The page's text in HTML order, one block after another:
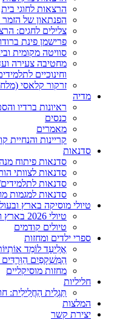
הרצאות לחוגי בית
הפנתאון של
צלילים לחגים:
פרישמן פינת
סוויטה מקומית
מחטיבה צעירה
וחינוכיים
זרקור קלאסי
מדיה
ראיונות ברדיו
כנסים
מאמרים
קריינות והנחיית
סדנאות
סדנאות פיתוח
סדנאות לצוותי
סדנאות לתלמידים/
סדנאות למגמות
טיולי מוסיקה בארץ
טיולי 2026 בארץ ובעולם
טיולים קודמים
ספרי ילדים ומחזות
אֱלִיעָד לוֹמֵד
הַמִּשְׁקָפַיִם הַוְּרֻדִּים
מחזות מוסיקליים
חליליות
תַּגְלִית הַחֲלִילִית:
המלצות
יצירת קשר